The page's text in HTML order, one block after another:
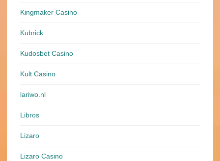
Kingmaker Casino
Kubrick
Kudosbet Casino
Kult Casino
lariwo.nl
Libros
Lizaro
Lizaro Casino